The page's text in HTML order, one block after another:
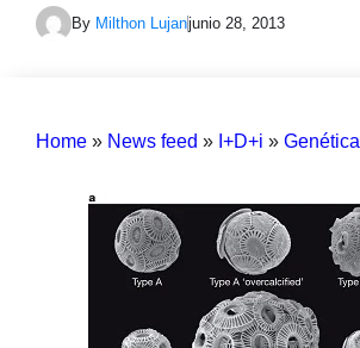
By Milthon Lujanjunio 28, 2013
Home » News feed » I+D+i » Genética